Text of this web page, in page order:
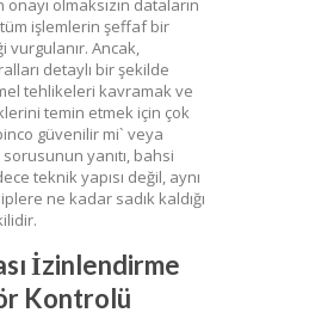
olmaksızın dataların
tüm işlemlerin şeffaf bir
vurgulanır. Ancak,
detaylı bir şekilde
tehlikeleri kavramak ve
temin etmek için çok
güvenilir mi` veya
yanıtı, bahsi
teknik yapısı değil, aynı
ne kadar sadık kaldığı
İzinlendirme
Kontrolü